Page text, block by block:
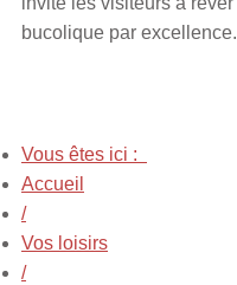
bucolique par
Vous êtes ici :
Accueil
/
Vos loisirs
/